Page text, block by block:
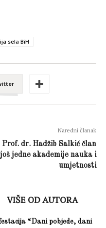
sela BiH
Naredni članak
Prof. dr. Hadžib Salkić član
još jedne akademije nauka i
umjetnosti
VIŠE OD AUTORA
“Dani pobjede, dani